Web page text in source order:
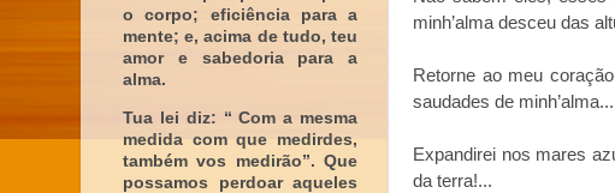
minh’alma desceu das
Retorne ao meu
saudades de minh’alma...
Expandirei nos mares
da terra!...
o corpo; eficiência para a
mente; e, acima de tudo, teu
amor e sabedoria para a
alma.
Tua lei diz: “ Com a mesma
medida com que medirdes,
também vos medirão”. Que
possamos perdoar aqueles